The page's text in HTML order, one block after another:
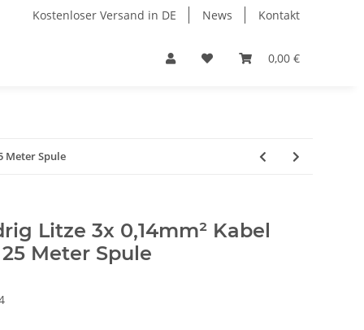
Kostenloser Versand in DE News Kontakt
0,00 €
Meter Spule
Litze 3x 0,14mm² Kabel
Meter Spule